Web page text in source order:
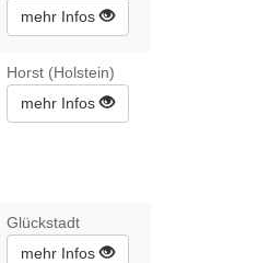
mehr Infos
Horst (Holstein)
mehr Infos
Glückstadt
mehr Infos